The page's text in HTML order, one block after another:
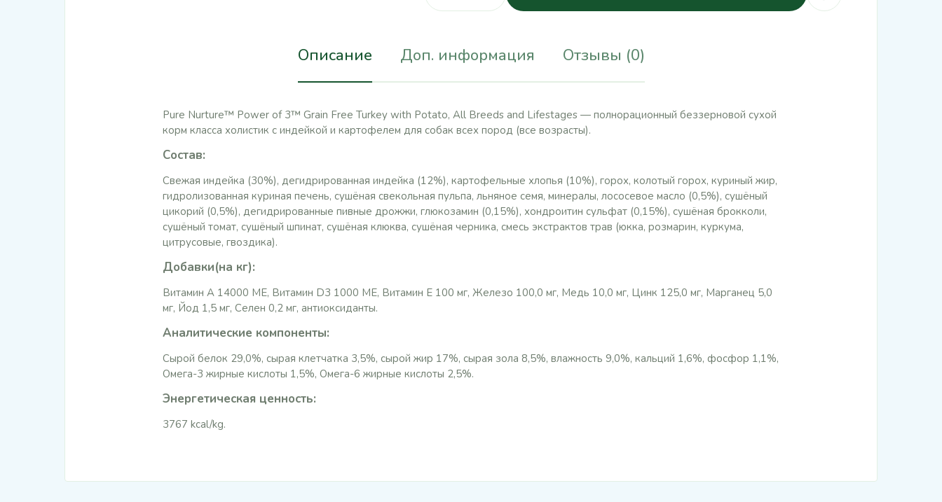
Описание Доп. информация Отзывы (0)
Pure Nurture™ Power of 3™ Grain Free Turkey with Potato, All Breeds and Lifestages — полнорационный беззерновой сухой
корм класса холистик с индейкой и картофелем для собак всех пород (все возрасты).
Состав:
Свежая индейка (30%), дегидрированная индейка (12%), картофельные хлопья (10%), горох, колотый горох, куриный жир,
гидролизованная куриная печень, сушёная свекольная пульпа, льняное семя, минералы, лососевое масло (0,5%), сушёный
цикорий (0,5%), дегидрированные пивные дрожжи, глюкозамин (0,15%), хондроитин сульфат (0,15%), сушёная брокколи,
сушёный томат, сушёный шпинат, сушёная клюква, сушёная черника, смесь экстрактов трав (юкка, розмарин, куркума,
цитрусовые, гвоздика).
Добавки(на кг):
Витамин A 14000 МЕ, Витамин D3 1000 МЕ, Витамин E 100 мг, Железо 100,0 мг, Медь 10,0 мг, Цинк 125,0 мг, Марганец 5,0
мг, Йод 1,5 мг, Селен 0,2 мг, антиоксиданты.
Аналитические компоненты:
Сырой белок 29,0%, сырая клетчатка 3,5%, сырой жир 17%, сырая зола 8,5%, влажность 9,0%, кальций 1,6%, фосфор 1,1%,
Омега-3 жирные кислоты 1,5%, Омега-6 жирные кислоты 2,5%.
Энергетическая ценность:
3767 kcal/kg.